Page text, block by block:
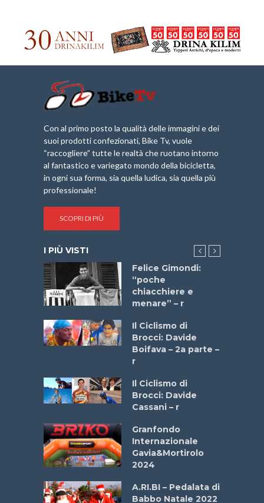
Con al primo posto la qualità delle immagini e dei
suoi prodotti confezionati, Bike Tv, vuole
“raccogliere” tutte le realtà che ruotano intorno
al fantastico e variegato mondo della bicicletta,
in ogni sua forma, sia quella ludica, sia quella più
professionale!
SCOPRI DI PIÙ
I PIÙ VISTI
Felice Gimondi:
“poche
chiacchiere e
menare” – r
Il Ciclismo di
Brocci: Davide
Boifava – 2a parte –
r
Il Ciclismo di
Brocci: Davide
Cassani – r
Granfondo
Internazionale
Gavia&Mortirolo
2024
A.RI.BI – Pedalata di
Babbo Natale 2022